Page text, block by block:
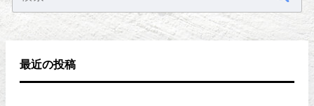
最近の投稿